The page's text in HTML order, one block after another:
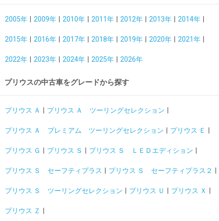
2005年 2009年 2010年 2011年 2012年 2013年 2014年
2015年 2016年 2017年 2018年 2019年 2020年 2021年
2022年 2023年 2024年 2025年 2026年
プリウスの中古車をグレードから探す
プリウス Ａ プリウス Ａ ツーリングセレクション
プリウス Ａ プレミアム ツーリングセレクション プリウス Ｅ
プリウス Ｇ プリウス Ｓ プリウス Ｓ ＬＥＤエディション
プリウス Ｓ セーフティプラス プリウス Ｓ セーフティプラス２
プリウス Ｓ ツーリングセレクション プリウス Ｕ プリウス Ｘ
プリウス Ｚ